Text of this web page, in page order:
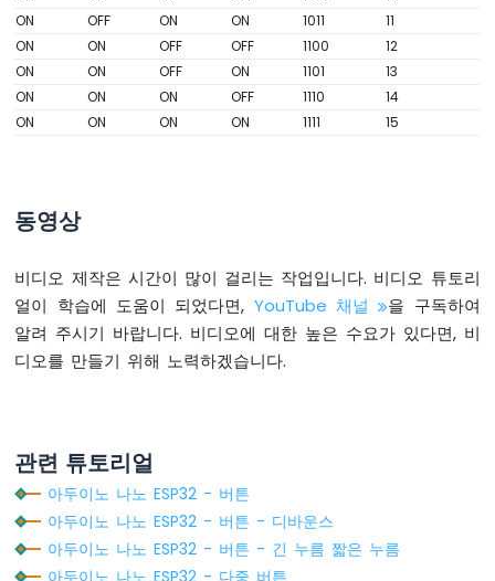
두
이
노
나
노
ESP32
-
관
개
스
템
아
두
노
ESP32
-
서
보
모
ON
OFF ON ON 1011
11
ON
ON OFF OFF 1100
12
ON
ON OFF ON 1101
13
ON
ON ON OFF 1110
14
ON
ON ON ON 1111 15
동영상
비디오 제작은 시간이 많이 걸리는 작업입니다. 비디오 튜토리
얼이 학습에 도움이 되었다면, YouTube 채널 을 구독하여
알려 주시기 바랍니다. 비디오에 대한 높은 수요가 있다면, 비
디오를 만들기 위해 노력하겠습니다.
관련 튜토리얼
아두이노 나노 ESP32 - 버튼
아두이노 나노 ESP32 - 버튼 - 디바운스
아두이노 나노 ESP32 - 버튼 - 긴 누름 짧은 누름
아두이노 나노 ESP32 - 다중 버튼